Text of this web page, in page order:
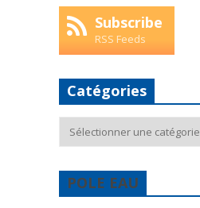
Subscribe
RSS Feeds
Catégories
POLE EAU